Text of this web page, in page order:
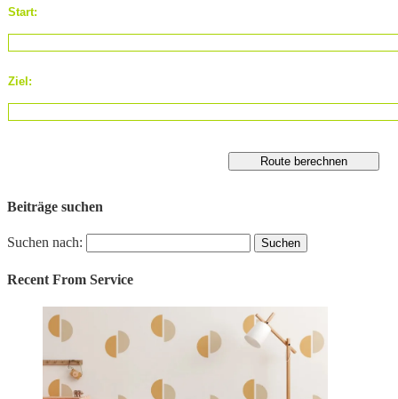
Start:
Ziel:
Beiträge suchen
Suchen nach:
Recent From Service